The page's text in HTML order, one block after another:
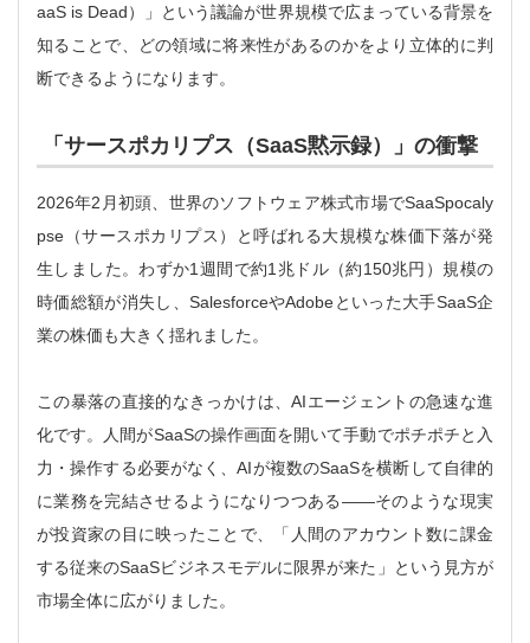
aaS is Dead）」という議論が世界規模で広まっている背景を
知ることで、どの領域に将来性があるのかをより立体的に判
断できるようになります。
「サースポカリプス（SaaS黙示録）」の衝撃
2026年2月初頭、世界のソフトウェア株式市場でSaaSpocaly
pse（サースポカリプス）と呼ばれる大規模な株価下落が発
生しました。わずか1週間で約1兆ドル（約150兆円）規模の
時価総額が消失し、SalesforceやAdobeといった大手SaaS企
業の株価も大きく揺れました。
この暴落の直接的なきっかけは、AIエージェントの急速な進
化です。人間がSaaSの操作画面を開いて手動でポチポチと入
力・操作する必要がなく、AIが複数のSaaSを横断して自律的
に業務を完結させるようになりつつある——そのような現実
が投資家の目に映ったことで、「人間のアカウント数に課金
する従来のSaaSビジネスモデルに限界が来た」という見方が
市場全体に広がりました。